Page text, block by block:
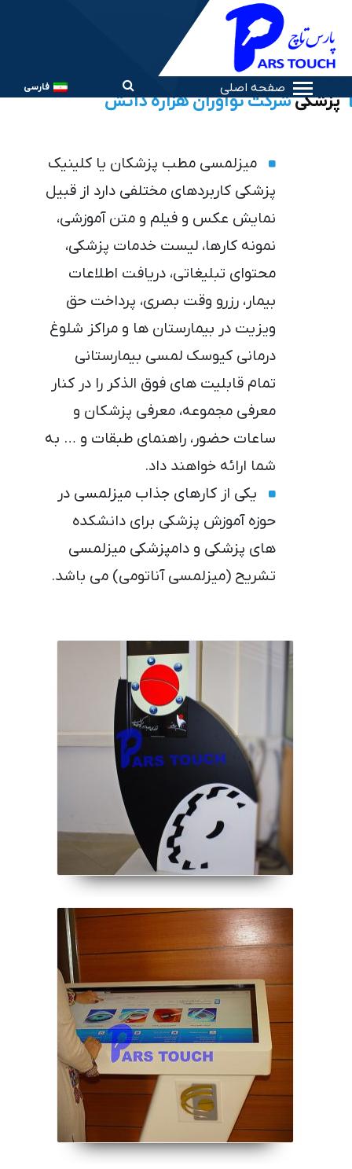
صفحه اصلی فارسی
پزشکیشرکت نوآوران هزاره دانش
میزلمسی مطب پزشکان یا کلینیک
پزشکی کاربردهای مختلفی دارد از قبیل
نمایش عکس و فیلم و متن آموزشی،
نمونه کارها، لیست خدمات پزشکی،
محتوای تبلیغاتی، دریافت اطلاعات
بیمار، رزرو وقت بصری، پرداخت حق
ویزیت در بیمارستان ها و مراکز شلوغ
درمانی کیوسک لمسی بیمارستانی
تمام قابلیت های فوق الذکر را در کنار
معرفی مجموعه، معرفی پزشکان و
ساعات حضور، راهنمای طبقات و … به
شما ارائه خواهند داد.
یکی از کارهای جذاب میزلمسی در
حوزه آموزش پزشکی برای دانشکده
های پزشکی و دامپزشکی میزلمسی
تشریح (میزلمسی آناتومی) می باشد.